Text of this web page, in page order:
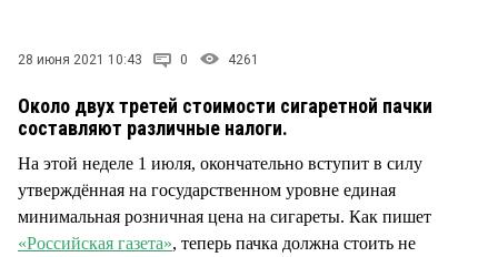
28 июня 2021 10:43 0 4261
Около двух третей стоимости сигаретной пачки
составляют различные налоги.
На этой неделе 1 июля, окончательно вступит в силу
утверждённая на государственном уровне единая
минимальная розничная цена на сигареты. Как пишет
«Российская газета», теперь пачка должна стоить не